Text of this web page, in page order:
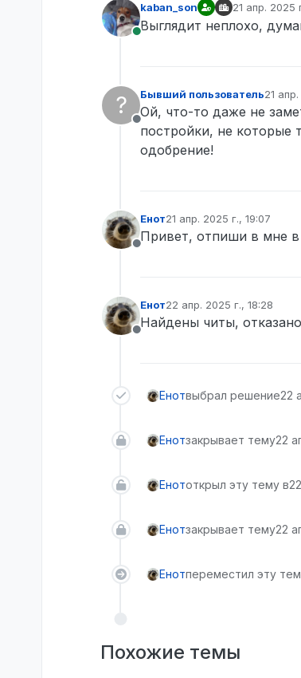
В сети
kaban_son 21 апр. 2025
Выглядит неплохо,
?
Не в сети
Бывший пользователь21
Ой, что-то даже не
постройки, не которые
одобрение!
Не в сети
Енот21 апр. 2025 г., 19:07
отредактировано
Привет, отпиши в мне в
Не в сети
Енот22 апр. 2025 г., 18:28
отредактировано
Найдены читы, отказано
Енотвыбрал решение22
Енотзакрывает тему22
Енототкрыл эту тему в
Енотзакрывает тему22
Енотпереместил эту
Похожие темы